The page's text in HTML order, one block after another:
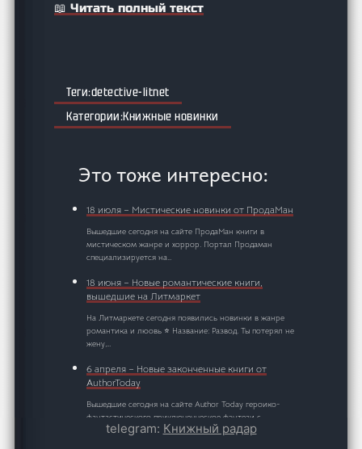
📖 Читать полный текст
detective-litnet
Книжные новинки
Это тоже интересно:
18 июля – Мистические новинки от ПродаМан
Вышедшие сегодня на сайте ПродаМан книги в
мистическом жанре и хоррор. Портал Продаман
специализируется на…
18 июня – Новые романтические книги,
вышедшие на Литмаркет
На Литмаркете сегодня появились новинки в жанре
романтика и люовь ⭐ Название: Развод. Ты потерял не
жену,…
6 апреля – Новые законченные книги от
AuthorToday
Вышедшие сегодня на сайте Author Today героико-
фантастического приключенческое фэнтези с
элементами попаданничества и литРПГ в…
telegram: Книжный радар